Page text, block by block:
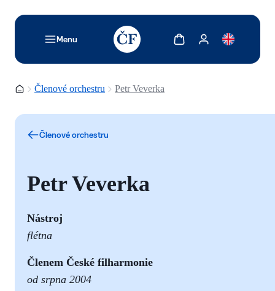
Menu
TODO: Add description for reader
Zobrazit košíkZobrazit můj účet
Domovská stránka
Členové orchestru Petr Veverka
Členové orchestru
Petr Veverka
Nástroj
flétna
Členem České filharmonie
od srpna 2004